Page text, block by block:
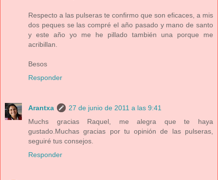
Respecto a las pulseras te confirmo que son eficaces, a mis
dos peques se las compré el año pasado y mano de santo
y este año yo me he pillado también una porque me
acribillan.
Besos
Responder
Arantxa
27 de junio de 2011 a las 9:41
Muchs gracias Raquel, me alegra que te haya
gustado.Muchas gracias por tu opinión de las pulseras,
seguiré tus consejos.
Responder